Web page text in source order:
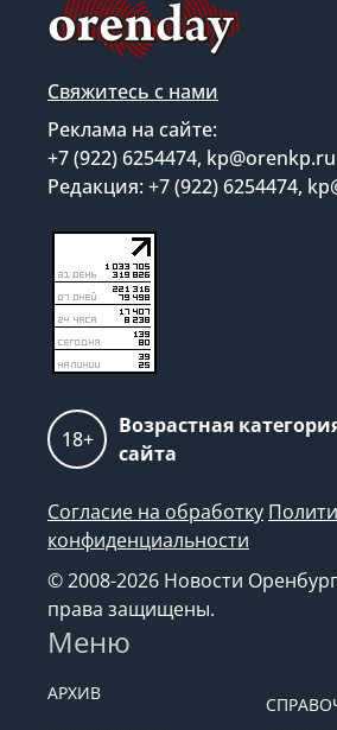
Свяжитесь с нами
Реклама на сайте:
+7 (922) 6254474, kp@orenkp.ru
Редакция: +7 (922) 6254474,
18+
Возрастная
сайта
Согласие на обработку
конфиденциальности
© 2008-2026 Новости
права защищены.
Меню
АРХИВ